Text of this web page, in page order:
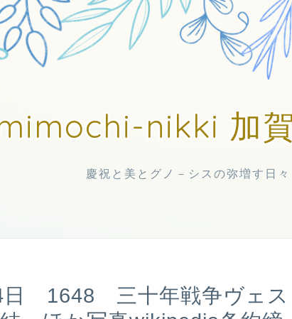
nikki 加
慶祝と美とグノ－シスの弥増す日々
日 1648 三十年戦争ヴェス